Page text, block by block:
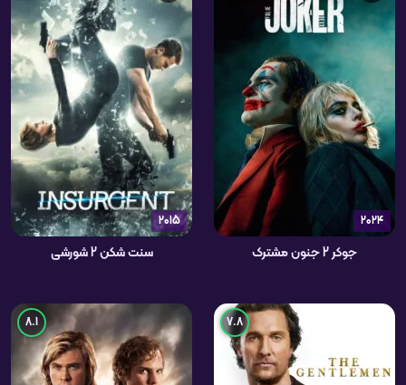
2024
جوکر 2 جنون مشترک
2015
سنت شکن 2 شورشی
7.8
8.1